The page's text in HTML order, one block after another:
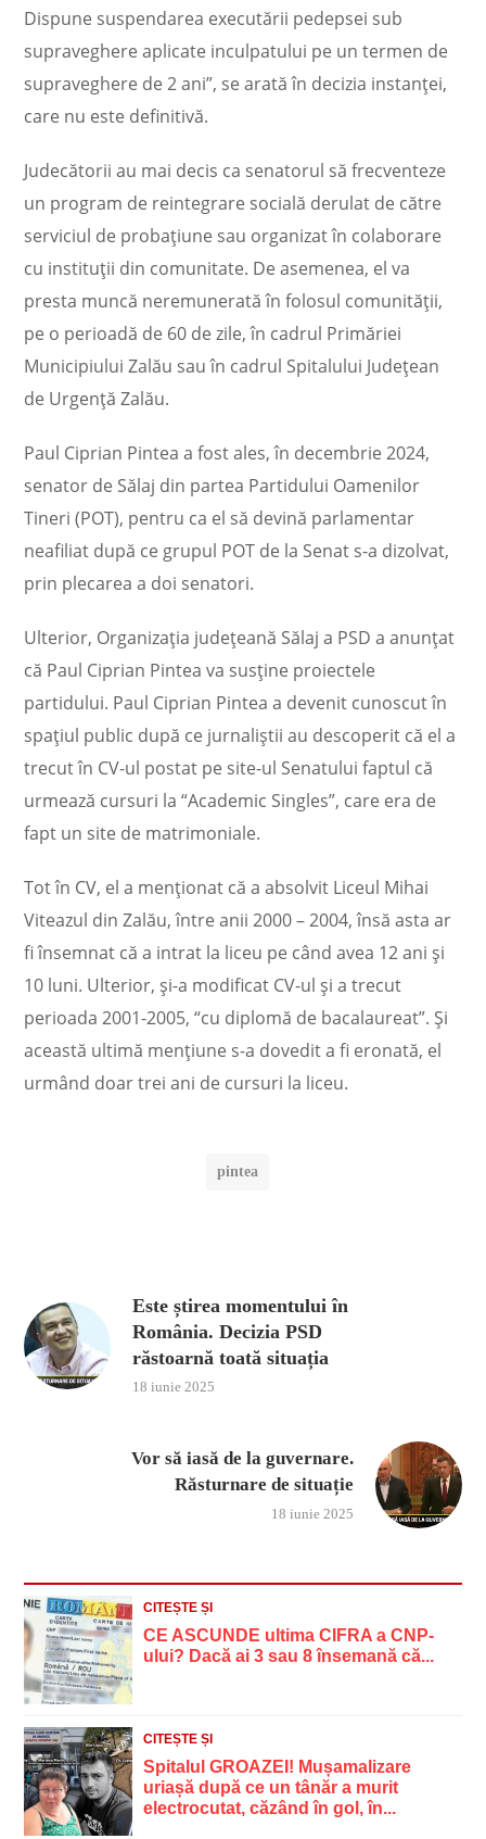
Dispune suspendarea executării pedepsei sub
supraveghere aplicate inculpatului pe un termen de
supraveghere de 2 ani”, se arată în decizia instanţei,
care nu este definitivă.
Judecătorii au mai decis ca senatorul să frecventeze
un program de reintegrare socială derulat de către
serviciul de probaţiune sau organizat în colaborare
cu instituţii din comunitate. De asemenea, el va
presta muncă neremunerată în folosul comunităţii,
pe o perioadă de 60 de zile, în cadrul Primăriei
Municipiului Zalău sau în cadrul Spitalului Judeţean
de Urgenţă Zalău.
Paul Ciprian Pintea a fost ales, în decembrie 2024,
senator de Sălaj din partea Partidului Oamenilor
Tineri (POT), pentru ca el să devină parlamentar
neafiliat după ce grupul POT de la Senat s-a dizolvat,
prin plecarea a doi senatori.
Ulterior, Organizaţia judeţeană Sălaj a PSD a anunţat
că Paul Ciprian Pintea va susţine proiectele
partidului. Paul Ciprian Pintea a devenit cunoscut în
spaţiul public după ce jurnaliştii au descoperit că el a
trecut în CV-ul postat pe site-ul Senatului faptul că
urmează cursuri la “Academic Singles”, care era de
fapt un site de matrimoniale.
Tot în CV, el a menţionat că a absolvit Liceul Mihai
Viteazul din Zalău, între anii 2000 – 2004, însă asta ar
fi însemnat că a intrat la liceu pe când avea 12 ani şi
10 luni. Ulterior, şi-a modificat CV-ul şi a trecut
perioada 2001-2005, “cu diplomă de bacalaureat”. Şi
această ultimă menţiune s-a dovedit a fi eronată, el
urmând doar trei ani de cursuri la liceu.
pintea
Este știrea momentului în
România. Decizia PSD
răstoarnă toată situația
18 iunie 2025
Vor să iasă de la guvernare.
Răsturnare de situație
18 iunie 2025
CITEȘTE ȘI
CE ASCUNDE ultima CIFRA a CNP-
ului? Dacă ai 3 sau 8 însemană că...
CITEȘTE ȘI
Spitalul GROAZEI! Mușamalizare
uriașă după ce un tânăr a murit
electrocutat, căzând în gol, în...